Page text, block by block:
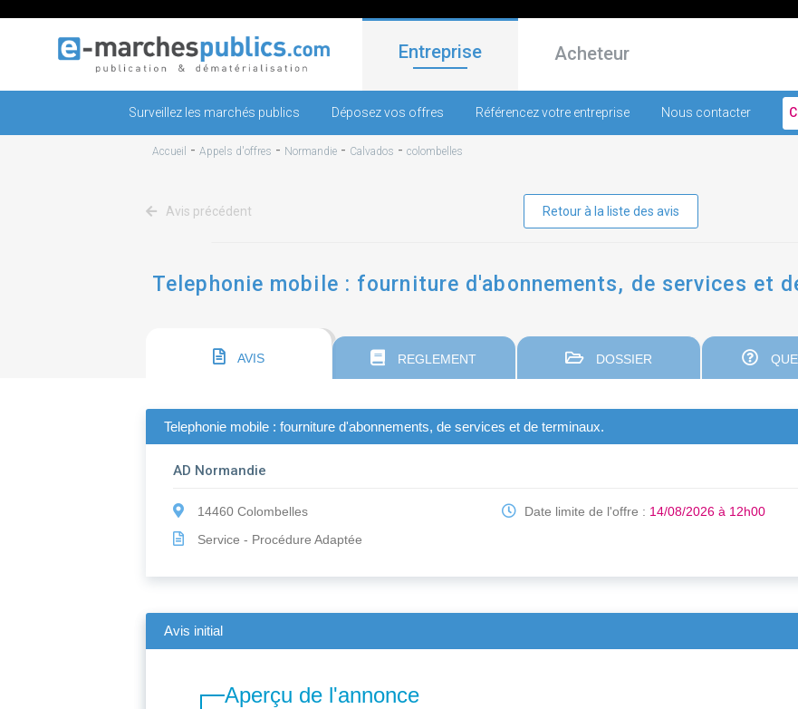
Entreprise Acheteur
Surveillez les marchés publics Déposez vos offres Référencez votre entreprise Nous contacter
Accueil - Appels d'offres - Normandie - Calvados - colombelles
Avis précédent Retour à la liste des avis
Telephonie mobile : fourniture d'abonnements, de services et
AVIS REGLEMENT DOSSIER
Telephonie mobile : fourniture d'abonnements, de services et de terminaux.
AD Normandie
14460 Colombelles
Service - Procédure Adaptée
Date limite de l'offre : 14/08/2026 à 12h00
Avis initial
Aperçu de l'annonce